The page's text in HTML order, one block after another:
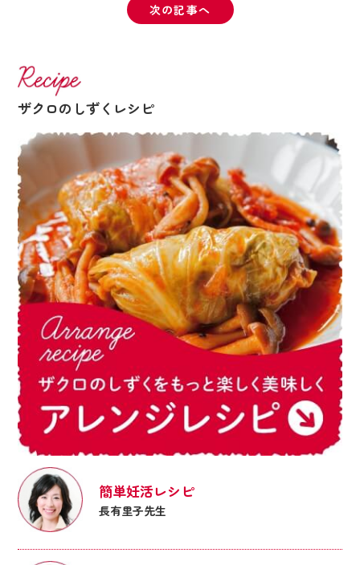
次の記事へ
ザクロのしずくレシピ
簡単妊活レシピ
長有里子先生